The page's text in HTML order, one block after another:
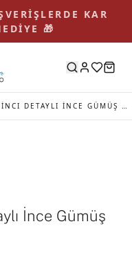
KAR
🎁
SUN KOLEKSIYONU İNCI DETAYLI İNCE GÜMÜŞ BILEKLIK
İnce Gümüş